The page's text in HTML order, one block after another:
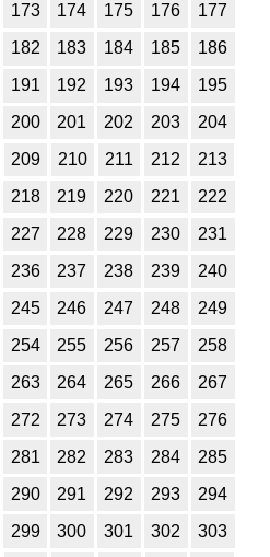
6 7 9 10
11
6 7 9 10
11
6 7 9 10
11
6 7 9 10
11
6 7 9 10 11
173 174 175 176
177
182 183 184 185
186
191 192 193 194
195
200 201 202 203
204
209 210 211 212
213
218 219 220 221
222
227 228 229 230
231
236 237 238 239
240
245 246 247 248
249
254 255 256 257
258
263 264 265 266
267
272 273 274 275
276
281 282 283 284
285
290 291 292 293
294
299 300 301 302
303